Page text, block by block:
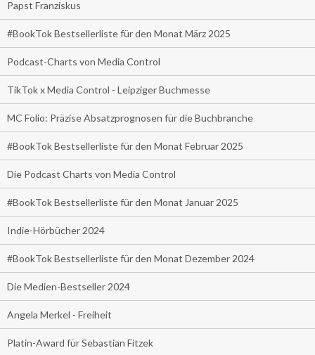
Papst Franziskus
#BookTok Bestsellerliste für den Monat März 2025
Podcast-Charts von Media Control
TikTok x Media Control - Leipziger Buchmesse
MC Folio: Präzise Absatzprognosen für die Buchbranche
#BookTok Bestsellerliste für den Monat Februar 2025
Die Podcast Charts von Media Control
#BookTok Bestsellerliste für den Monat Januar 2025
Indie-Hörbücher 2024
#BookTok Bestsellerliste für den Monat Dezember 2024
Die Medien-Bestseller 2024
Angela Merkel - Freiheit
Platin-Award für Sebastian Fitzek